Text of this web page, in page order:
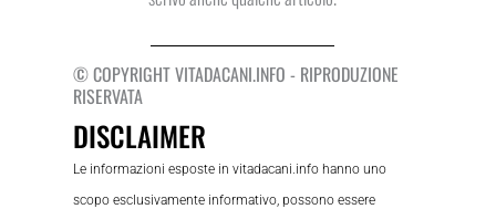
© COPYRIGHT VITADACANI.INFO - RIPRODUZIONE
RISERVATA
DISCLAIMER
Le informazioni esposte in vitadacani.info hanno uno
scopo esclusivamente informativo, possono essere